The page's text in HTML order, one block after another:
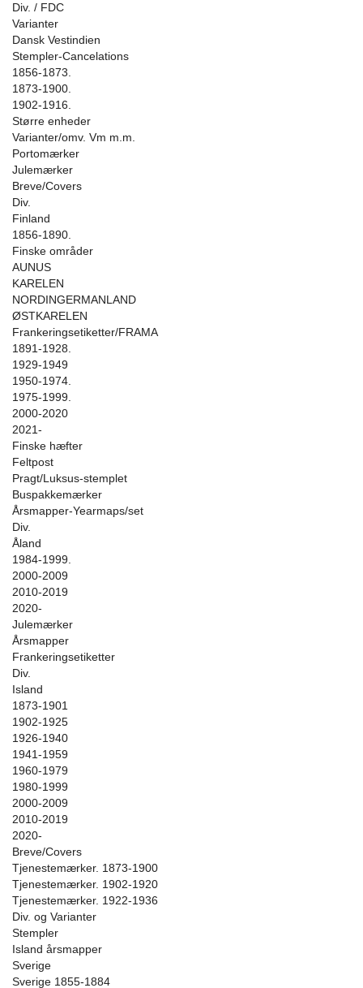
Div. / FDC
Varianter
Dansk Vestindien
Stempler-Cancelations
1856-1873.
1873-1900.
1902-1916.
Større enheder
Varianter/omv. Vm m.m.
Portomærker
Julemærker
Breve/Covers
Div.
Finland
1856-1890.
Finske områder
AUNUS
KARELEN
NORDINGERMANLAND
ØSTKARELEN
Frankeringsetiketter/FRAMA
1891-1928.
1929-1949
1950-1974.
1975-1999.
2000-2020
2021-
Finske hæfter
Feltpost
Pragt/Luksus-stemplet
Buspakkemærker
Årsmapper-Yearmaps/set
Div.
Åland
1984-1999.
2000-2009
2010-2019
2020-
Julemærker
Årsmapper
Frankeringsetiketter
Div.
Island
1873-1901
1902-1925
1926-1940
1941-1959
1960-1979
1980-1999
2000-2009
2010-2019
2020-
Breve/Covers
Tjenestemærker. 1873-1900
Tjenestemærker. 1902-1920
Tjenestemærker. 1922-1936
Div. og Varianter
Stempler
Island årsmapper
Sverige
Sverige 1855-1884